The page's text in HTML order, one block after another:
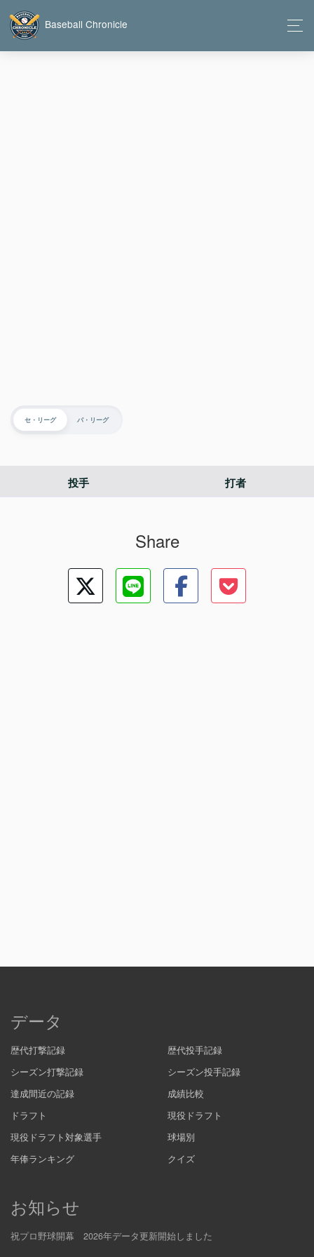
Baseball Chronicle
セ・リーグ パ・リーグ
投手 打者
Share
データ
歴代打撃記録
歴代投手記録
シーズン打撃記録
シーズン投手記録
達成間近の記録
成績比較
ドラフト
現役ドラフト
現役ドラフト対象選手
球場別
年俸ランキング
クイズ
お知らせ
祝プロ野球開幕 2026年データ更新開始しました